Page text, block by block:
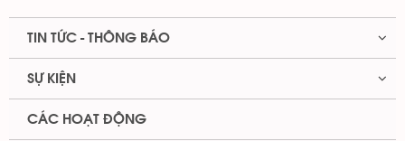
TIN TỨC - THÔNG BÁO
SỰ KIỆN
CÁC HOẠT ĐỘNG